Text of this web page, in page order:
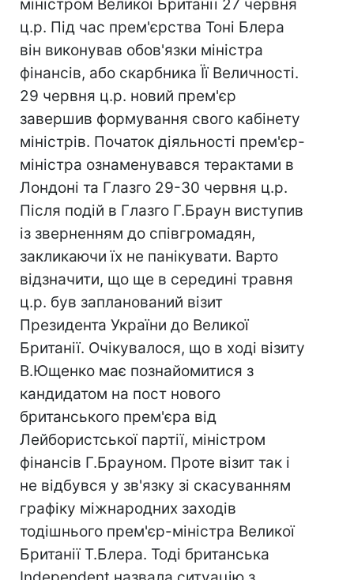
міністром Великої Британії 27 червня
ц.р. Під час прем'єрства Тоні Блера
він виконував обов'язки міністра
фінансів, або скарбника Її Величності.
29 червня ц.р. новий прем'єр
завершив формування свого кабінету
міністрів. Початок діяльності прем'єр-
міністра ознаменувався терактами в
Лондоні та Глазго 29-30 червня ц.р.
Після подій в Глазго Г.Браун виступив
із зверненням до співгромадян,
закликаючи їх не панікувати. Варто
відзначити, що ще в середині травня
ц.р. був запланований візит
Президента України до Великої
Британії. Очікувалося, що в ході візиту
В.Ющенко має познайомитися з
кандидатом на пост нового
британського прем'єра від
Лейбористської партії, міністром
фінансів Г.Брауном. Проте візит так і
не відбувся у зв'язку зі скасуванням
графіку міжнародних заходів
тодішнього прем'єр-міністра Великої
Британії Т.Блера. Тоді британська